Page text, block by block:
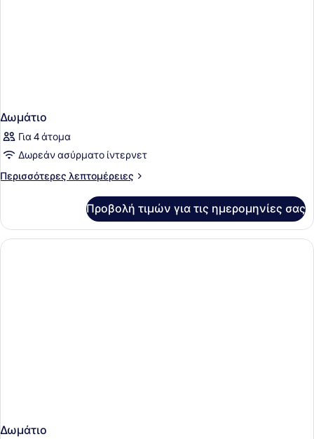
Δωμάτιο
Για 4 άτομα
Δωρεάν ασύρματο ίντερνετ
Περισσότερες λεπτομέρειες
Περισσότερες
Προβολή τιμών για τις ημερομηνίες σας
Δωμάτιο